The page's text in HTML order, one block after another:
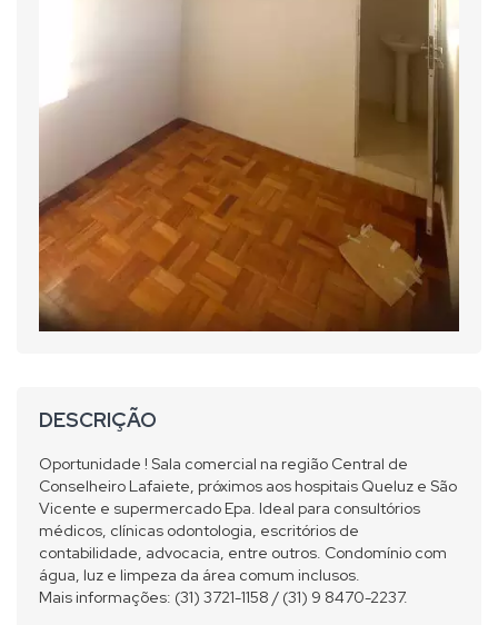
DESCRIÇÃO
Oportunidade ! Sala comercial na região Central de
Conselheiro Lafaiete, próximos aos hospitais Queluz e São
Vicente e supermercado Epa. Ideal para consultórios
médicos, clínicas odontologia, escritórios de
contabilidade, advocacia, entre outros. Condomínio com
água, luz e limpeza da área comum inclusos.
Mais informações: (31) 3721-1158 / (31) 9 8470-2237.